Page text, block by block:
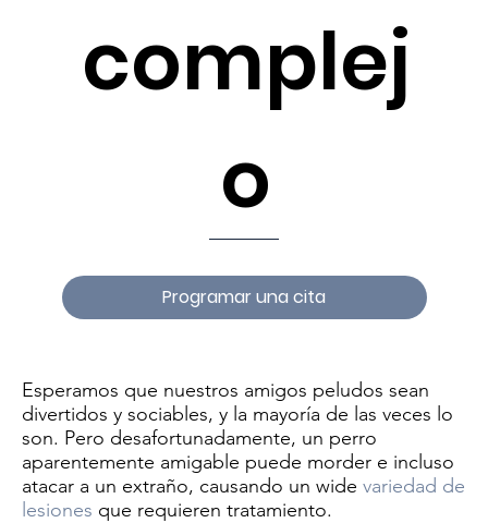
Esperamos que nuestros amigos peludos sean
divertidos y sociables, y la mayoría de las veces lo
son. Pero desafortunadamente, un perro
aparentemente amigable puede morder e incluso
atacar a un extraño, causando un wide variedad de
lesiones que requieren tratamiento.
complej
o
Programar una cita